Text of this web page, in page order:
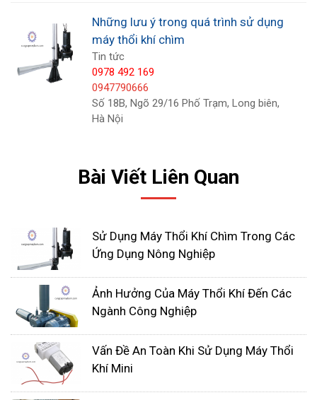
có công suất và lưu lượng phù hợp. Công suất
máy càng lớn thì lượng oxy cung cấp càng nhiều,
phù hợp với các bể chứa lớn hoặc các ứng dụng
cần cung cấp oxy với lưu lượng cao. Lưu lượng
máy càng lớn thì số lượng bọt khí tạo ra càng
nhiều, giúp oxy hòa tan trong nước nhanh và đều
Những lưu ý trong quá trình sử dụng
máy thổi khí chìm
Tin tức
0978 492 169
0947790666
Số 18B, Ngõ 29/16 Phố Trạm, Long biên,
Hà Nội
Bài Viết Liên Quan
Sử Dụng Máy Thổi Khí Chìm Trong Các
Ứng Dụng Nông Nghiệp
Ảnh Hưởng Của Máy Thổi Khí Đến Các
Ngành Công Nghiệp
Vấn Đề An Toàn Khi Sử Dụng Máy Thổi
Khí Mini